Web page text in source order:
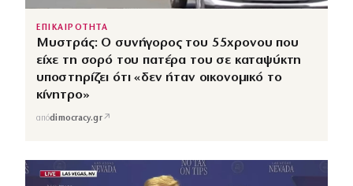
ΕΠΙΚΑΙΡΟΤΗΤΑ
Μυστράς: Ο συνήγορος του 55χρονου που
είχε τη σορό του πατέρα του σε καταψύκτη
υποστηρίζει ότι «δεν ήταν οικονομικό το
κίνητρο»
απόdimocracy.gr↗